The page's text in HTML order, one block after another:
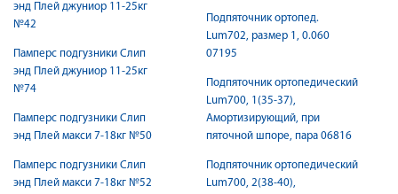
энд Плей джуниор 11-25кг
№42
Памперс подгузники Слип
энд Плей джуниор 11-25кг
№74
Памперс подгузники Слип
энд Плей макси 7-18кг №50
Памперс подгузники Слип
энд Плей макси 7-18кг №52
Подпяточник ортопед.
Lum702, размер 1, 0.060
07195
Подпяточник ортопедический
Lum700, 1(35-37),
Амортизирующий, при
пяточной шпоре, пара 06816
Подпяточник ортопедический
Lum700, 2(38-40),